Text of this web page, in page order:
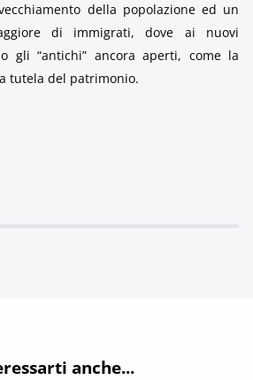
della popolazione ed un
di immigrati, dove ai nuovi
gli “antichi” ancora aperti, come la
tutela del patrimonio.
anche...